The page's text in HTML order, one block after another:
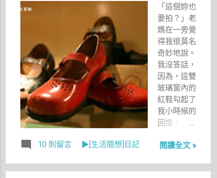
新同事去吃
飯，希望她
們在一個陌
生的環境中
可以很快地
感到不陌
生。如果要
說我的待人
接物處事態
度還算可
以，那應該
卡學習的功
到的慘劇，
今天我可是
一早就出門
了，當101
還沒營業時
就進去了。
多年，到底
有多少人或
多少事物留
住我的記
憶？
（Evan，
我可不是沉
溺在回憶中
喔，我是牢
牢記住別人
對我的
記得有一次
整天跑了
「這個妳也
要拍？」老
媽在一旁覺
得我很莫名
奇妙地說。
我沒答話，
因為，這雙
玻璃窗內的
紅鞋勾起了
我小時候的
回憶。
10 則留言 ▶[生活隨想]日記 閱讀全文 »